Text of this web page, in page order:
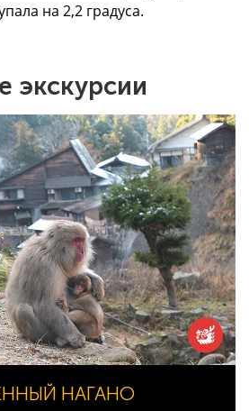
на 2,2 градуса.
экскурсии
НАГАНО